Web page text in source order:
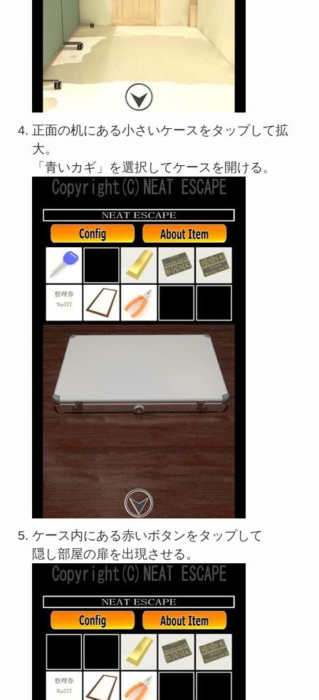
正面の机にある小さいケースをタップして拡
大。
「青いカギ」を選択してケースを開ける。
ケース内にある赤いボタンをタップして
隠し部屋の扉を出現させる。